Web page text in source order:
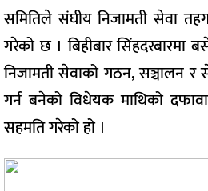
समितिले संघीय निजामती सेवा
गरेको छ । बिहीबार
निजामती सेवाको गठन, सञ्चालन र
गर्न बनेको विधेयक माथिको
सहमति गरेको हो ।